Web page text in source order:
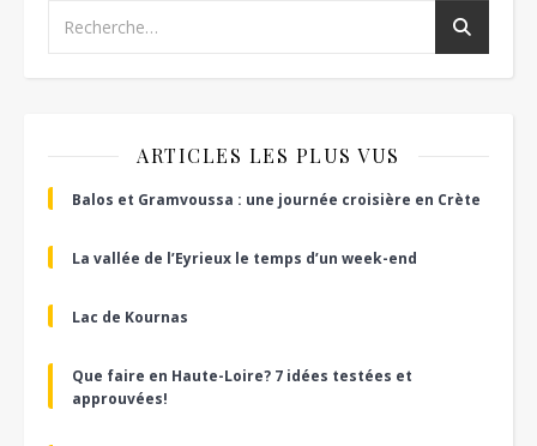
ARTICLES LES PLUS VUS
Balos et Gramvoussa : une journée croisière en Crète
La vallée de l’Eyrieux le temps d’un week-end
Lac de Kournas
Que faire en Haute-Loire? 7 idées testées et
approuvées!